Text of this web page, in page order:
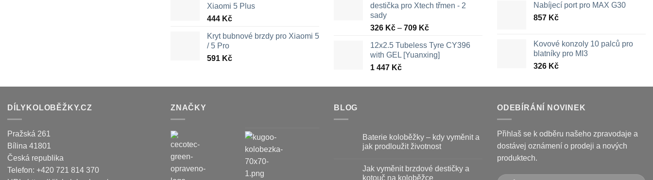
Xiaomi 5 Plus
444 Kč
Kryt bubnové brzdy pro Xiaomi 5
/ 5 Pro
591 Kč
destička pro Xtech třmen - 2
sady
326 Kč – 709 KčRozpětí
326 Kč
až
12x2.5 Tubeless Tyre CY396
with GEL [Yuanxing]
1 447 Kč
Nabíjecí port pro MAX G30
857 Kč
Kovové konzoly 10 palců pro
blatníky pro MI3
326 Kč
DÍLYKOLOBĚŽKY.CZ
Pražská 261
Bílina 41801
Česká republika
Telefon: +420 721 814 370
ZNAČKY BLOG
Baterie koloběžky – kdy vyměnit a
jak prodloužit životnost
textu
Jak vyměnit brzdové destičky a
kotouč na koloběžce
ODEBÍRÁNÍ NOVINEK
Přihlaš se k odběru našeho zpravodaje a
dostávej oznámení o prodeji a nových
produktech.